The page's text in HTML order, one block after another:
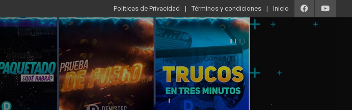
Politicas de Privacidad Términos y condiciones Inicio